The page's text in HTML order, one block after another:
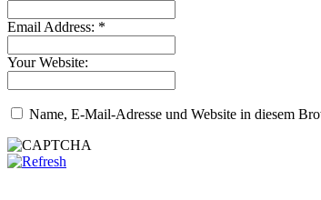
Email Address: *
Your Website:
Name, E-Mail-Adresse und Website in diesem